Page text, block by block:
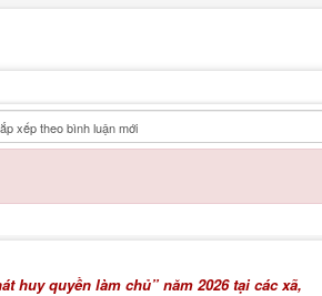
huy quyền làm chủ” năm 2026 tại các xã,